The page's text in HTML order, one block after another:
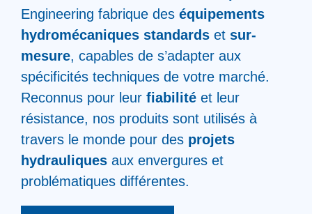
Engineering fabrique des équipements
hydromécaniques standards et sur-
mesure, capables de s’adapter aux
spécificités techniques de votre marché.
Reconnus pour leur fiabilité et leur
résistance, nos produits sont utilisés à
travers le monde pour des projets
hydrauliques aux envergures et
problématiques différentes.